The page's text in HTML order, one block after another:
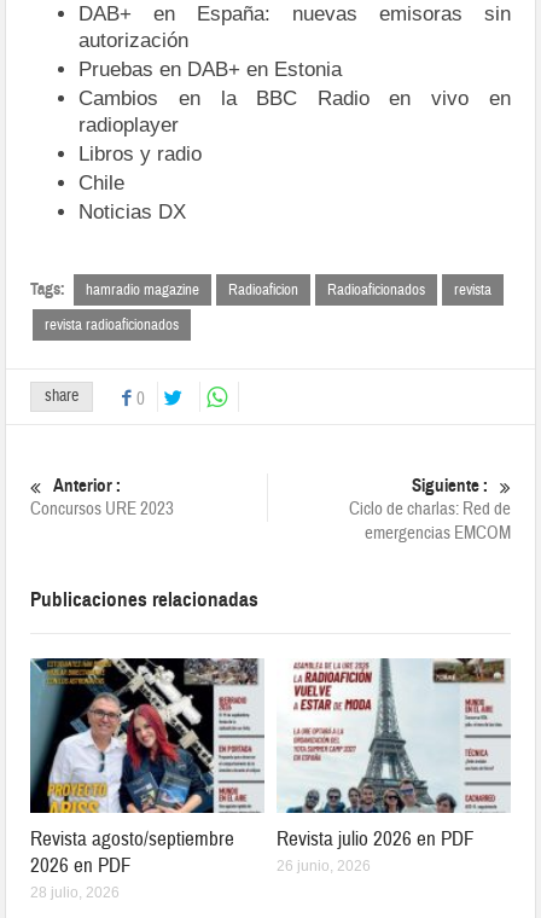
DAB+ en España: nuevas emisoras sin
autorización
Pruebas en DAB+ en Estonia
Cambios en la BBC Radio en vivo en
radioplayer
Libros y radio
Chile
Noticias DX
Tags: hamradio magazine Radioaficion Radioaficionados
revista
revista radioaficionados
share 0
Anterior :
Concursos URE 2023
Siguiente :
Ciclo de charlas: Red de
emergencias EMCOM
Publicaciones relacionadas
Revista agosto/septiembre
2026 en PDF
28 julio, 2026
Revista julio 2026 en PDF
26 junio, 2026